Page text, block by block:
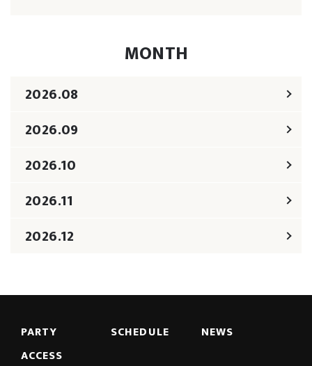
MONTH
2026.08
2026.09
2026.10
2026.11
2026.12
PARTY SCHEDULE
NEWS
ACCESS